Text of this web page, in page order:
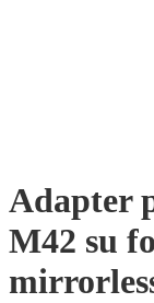
Adapter
M42 su